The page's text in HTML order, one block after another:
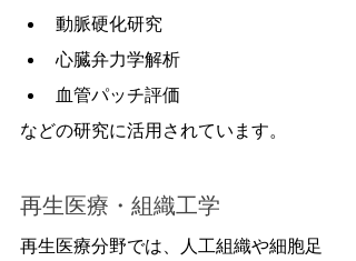
動脈硬化研究
心臓弁力学解析
血管パッチ評価
などの研究に活用されています。
再生医療・組織工学
再生医療分野では、人工組織や細胞足